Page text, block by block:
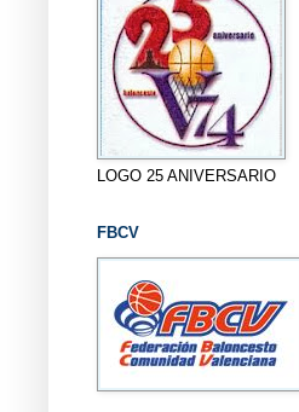
LOGO 25 ANIVERSARIO
FBCV